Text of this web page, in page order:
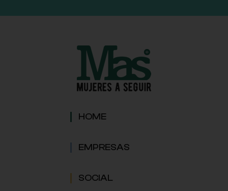
HOME
EMPRESAS
SOCIAL